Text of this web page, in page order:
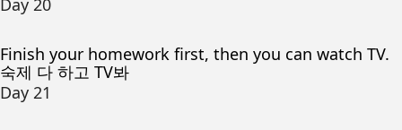
Day 20
Finish your homework first, then you can watch TV.
숙제 다 하고 TV봐
Day 21